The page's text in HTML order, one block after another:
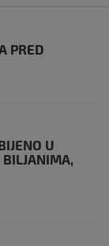
PRED
U
BILJANIMA,